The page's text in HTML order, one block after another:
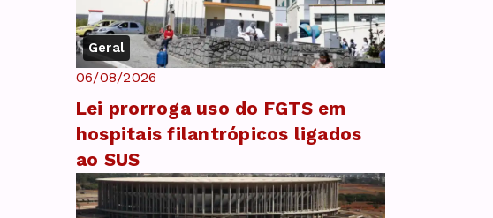
Geral
06/08/2026
Lei prorroga uso do FGTS em
hospitais filantrópicos ligados
ao SUS